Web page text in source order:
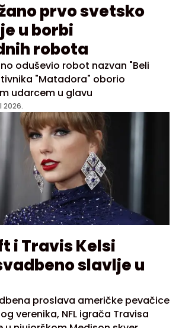
prvo svetsko
u borbi
robota
oduševio robot nazvan "Beli
"Matadora" oborio
udarcem u glavu
2026.
i Travis Kelsi
slavlje u
proslava američke pevačice
verenika, NFL igrača Travisa